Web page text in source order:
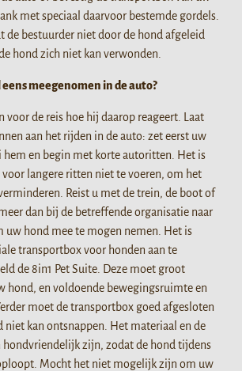
met speciaal daarvoor bestemde gordels.
de bestuurder niet door de hond afgeleid
hond zich niet kan verwonden.
meegenomen in de auto?
voor de reis hoe hij daarop reageert. Laat
aan het rijden in de auto: zet eerst uw
hem en begin met korte autoritten. Het is
langere ritten niet te voeren, om het
Reist u met de trein, de boot of
dan bij de betreffende organisatie naar
uw hond mee te mogen nemen. Het is
transportbox voor honden aan te
de 8in1 Pet Suite. Deze moet groot
hond, en voldoende bewegingsruimte en
moet de transportbox goed afgesloten
kan ontsnappen. Het materiaal en de
hondvriendelijk zijn, zodat de hond tijdens
Mocht het niet mogelijk zijn om uw